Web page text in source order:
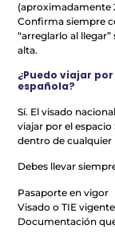
(aproximadamente
Confirma siempre
“arreglarlo al
alta.
¿Puedo viajar
española?
Sí. El visado
viajar por el
dentro de cualquier
Debes llevar
Pasaporte en vigor
Visado o TIE vigente
Documentación